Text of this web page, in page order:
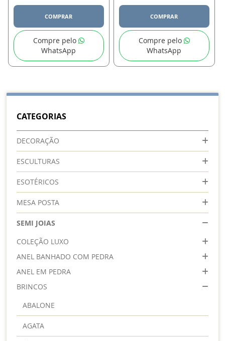
COMPRAR
Compre pelo
WhatsApp
COMPRAR
Compre pelo
WhatsApp
CATEGORIAS
DECORAÇÃO
ESCULTURAS
ESOTÉRICOS
MESA POSTA
SEMI JOIAS
COLEÇÃO LUXO
ANEL BANHADO COM PEDRA
ANEL EM PEDRA
BRINCOS
ABALONE
AGATA